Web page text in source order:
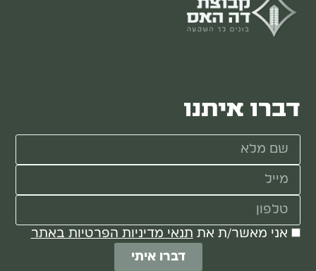
דברו איתנו
אני מאשר/ת את תנאי מדיניות הפרטיות באתר
דברו איתי